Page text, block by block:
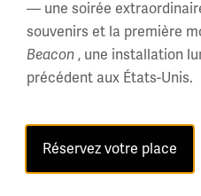
— une soirée
souvenirs et la première
Beacon , une installation
précédent aux États-Unis.
Réservez votre place